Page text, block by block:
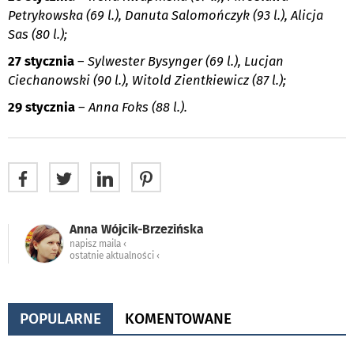
Petrykowska (69 l.), Danuta Salomończyk (93 l.), Alicja
Sas (80 l.);
27 stycznia – Sylwester Bysynger (69 l.), Lucjan
Ciechanowski (90 l.), Witold Zientkiewicz (87 l.);
29 stycznia –Anna Foks (88 l.).
Anna Wójcik-Brzezińska
napisz maila ‹
ostatnie aktualności ‹
POPULARNE KOMENTOWANE